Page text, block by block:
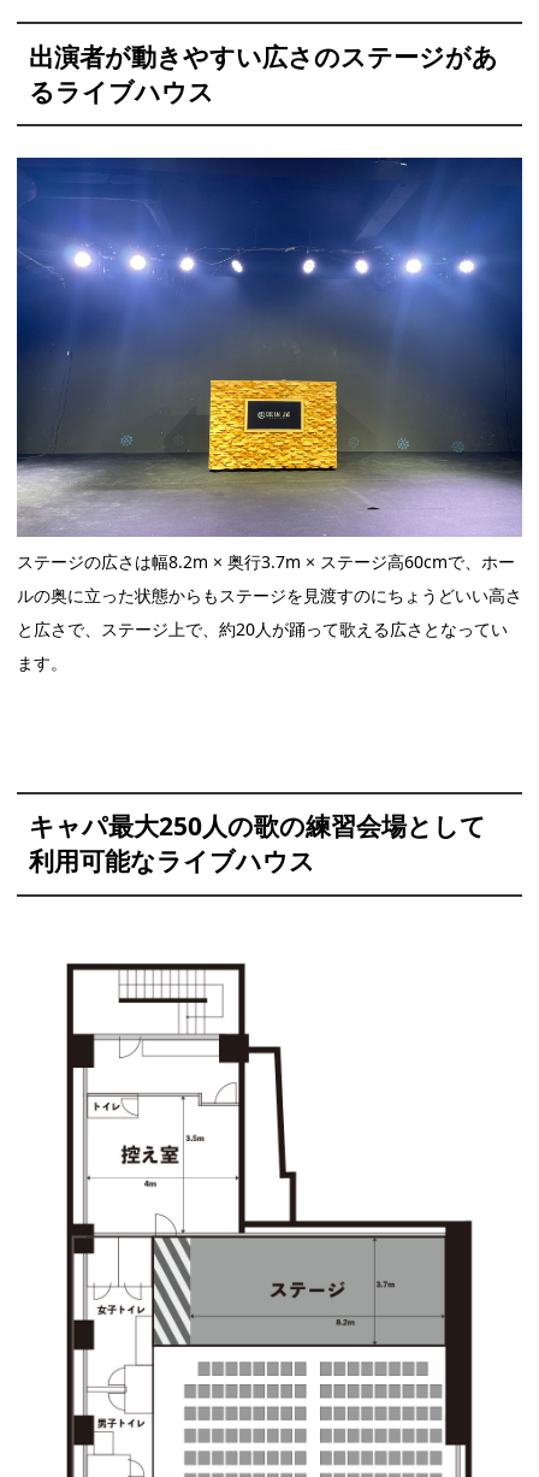
出演者が動きやすい広さのステージがあ
るライブハウス
ステージの広さは幅8.2m × 奥行3.7m × ステージ高60cmで、ホー
ルの奥に立った状態からもステージを見渡すのにちょうどいい高さ
と広さで、ステージ上で、約20人が踊って歌える広さとなってい
ます。
キャパ最大250人の歌の練習会場として
利用可能なライブハウス